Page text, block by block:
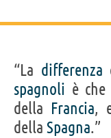
“La differenza
spagnoli è
della Francia,
della Spagna.”